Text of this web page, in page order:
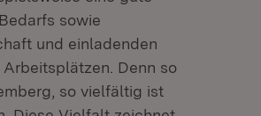
sowie
und einladenden
Denn so
so vielfältig ist